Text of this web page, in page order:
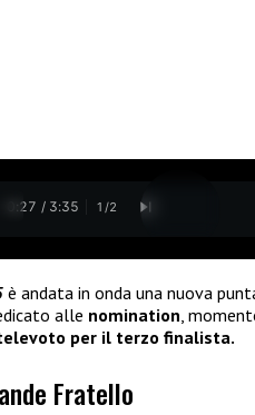
0:28 / 3:35 1 /2
è andata in onda una nuova
alle nomination ,
per il terzo finalista.
Fratello